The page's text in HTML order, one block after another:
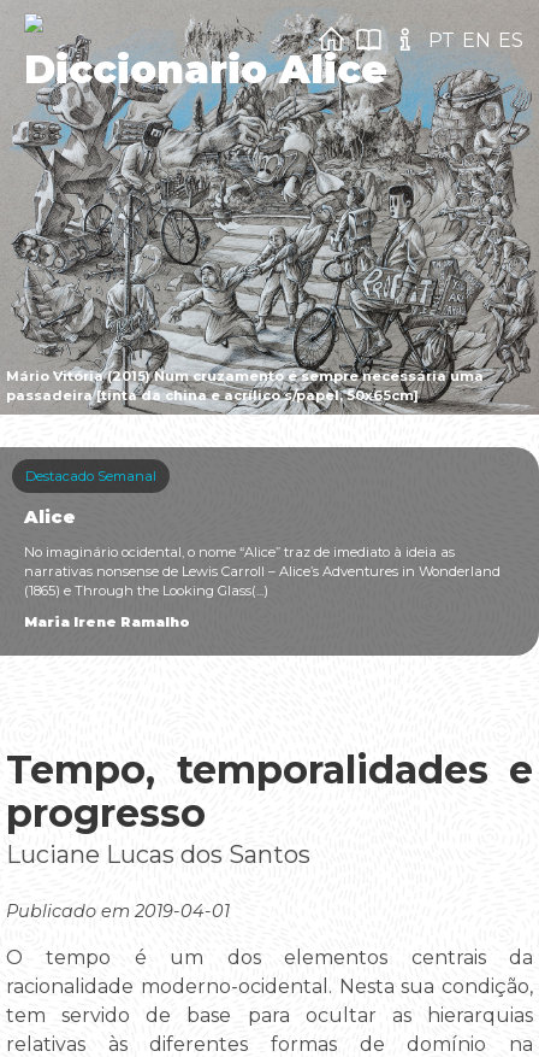
Mário Vitória (2015) Num cruzamento é sempre necessária uma
passadeira [tinta da china e acrílico s/papel, 50x65cm]
Diccionario Alice
PT EN ES
Destacado Semanal
Alice
No imaginário ocidental, o nome “Alice” traz de imediato à ideia as
narrativas nonsense de Lewis Carroll – Alice’s Adventures in Wonderland
(1865) e Through the Looking Glass(...)
Maria Irene Ramalho
Tempo, temporalidades e
progresso
Luciane Lucas dos Santos
Publicado em 2019-04-01
O tempo é um dos elementos centrais da
racionalidade moderno-ocidental. Nesta sua condição,
tem servido de base para ocultar as hierarquias
relativas às diferentes formas de domínio na